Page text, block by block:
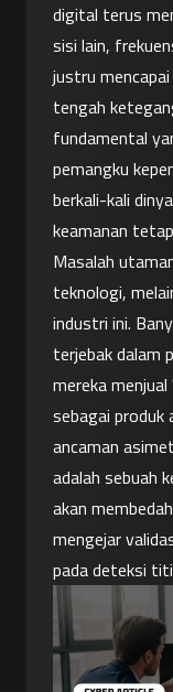
digital terus
sisi lain,
justru
tengah
fundamental
pemangku
berkali-kali
keamanan
Masalah
teknologi,
industri ini.
terjebak dalam
mereka
sebagai produk
ancaman
adalah sebuah
akan
mengejar
pada deteksi